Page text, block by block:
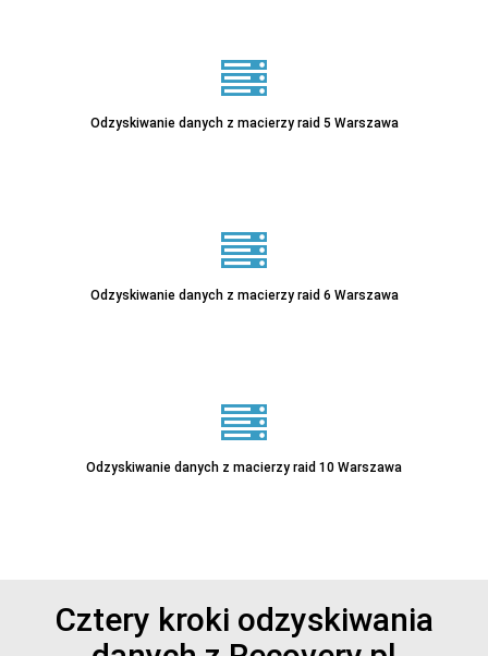
Odzyskiwanie danych z macierzy raid 5 Warszawa
Odzyskiwanie danych z macierzy raid 6 Warszawa
Odzyskiwanie danych z macierzy raid 10 Warszawa
Cztery kroki odzyskiwania